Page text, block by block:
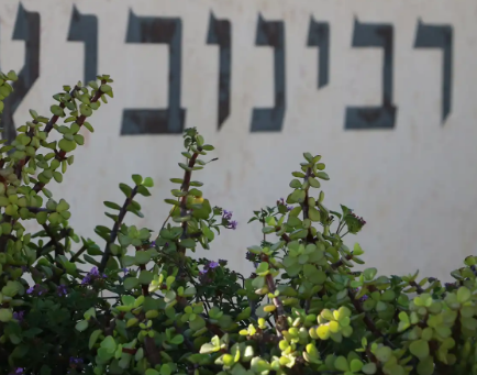
שינוי כיתוב על מצבות ישנות
אנו נתקלים מדי פעם במשפחות
לביקור בבית העלמין מעת לעת, מתייחסת
משפחות אשר ביצעו החלטה בעת הפטירה אך
מספר גולן "יכולות להגיע אליי משפחות